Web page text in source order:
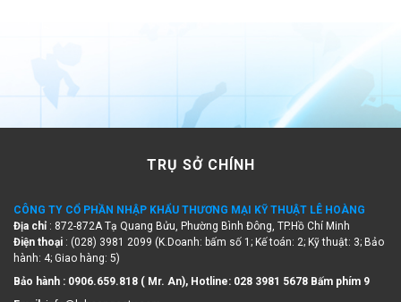
TRỤ SỞ CHÍNH
Địa chỉ : 872-872A Tạ Quang Bửu, Phường Bình Đông, TP.Hồ Chí Minh
Điện thoại : (028) 3981 2099 (K.Doanh: bấm số 1; Kế toán: 2; Kỹ thuật: 3; Bảo
hành: 4; Giao hàng: 5)